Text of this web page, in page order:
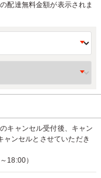
配達無料金額が表示されま
キャンセル受付後、キャン
ャンセルとさせていただき
18:00）